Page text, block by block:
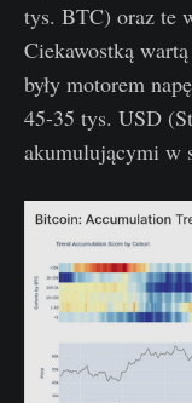
tys. BTC) oraz te
Ciekawostką
były motorem
45-35 tys. USD
akumulującymi w